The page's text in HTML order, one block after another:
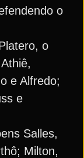
o
o
e Alfredo;
e
Salles,
Milton,